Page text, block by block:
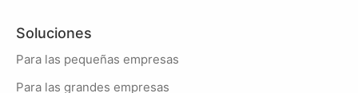
Soluciones
Para las pequeñas empresas
Para las grandes empresas